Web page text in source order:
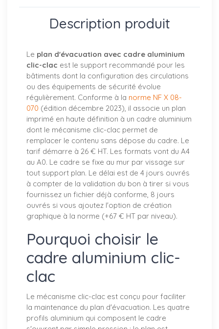
Description produit
Le plan d'évacuation avec cadre aluminium
clic-clac est le support recommandé pour les
bâtiments dont la configuration des circulations
ou des équipements de sécurité évolue
régulièrement. Conforme à la norme NF X 08-
070 (édition décembre 2023), il associe un plan
imprimé en haute définition à un cadre aluminium
dont le mécanisme clic-clac permet de
remplacer le contenu sans dépose du cadre. Le
tarif démarre à 26 € HT. Les formats vont du A4
au A0. Le cadre se fixe au mur par vissage sur
tout support plan. Le délai est de 4 jours ouvrés
à compter de la validation du bon à tirer si vous
fournissez un fichier déjà conforme, 8 jours
ouvrés si vous ajoutez l'option de création
graphique à la norme (+67 € HT par niveau).
Pourquoi choisir le
cadre aluminium clic-
clac
Le mécanisme clic-clac est conçu pour faciliter
la maintenance du plan d'évacuation. Les quatre
profils aluminium qui composent le cadre